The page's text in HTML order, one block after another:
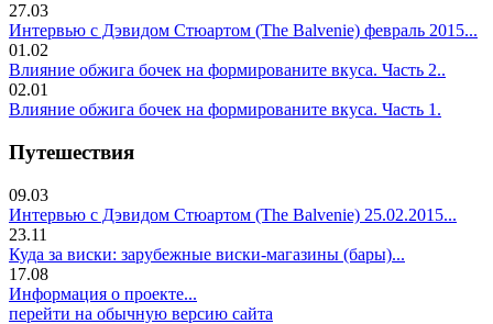
27.03
Интервью с Дэвидом Стюартом (The Balvenie) февраль 2015...
01.02
Влияние обжига бочек на формированите вкуса. Часть 2..
02.01
Влияние обжига бочек на формированите вкуса. Часть 1.
Путешествия
09.03
Интервью с Дэвидом Стюартом (The Balvenie) 25.02.2015...
23.11
Куда за виски: зарубежные виски-магазины (бары)...
17.08
Информация о проекте...
перейти на обычную версию сайта